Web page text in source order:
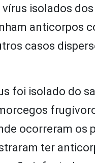
isolados
anticorpos
casos
foi isolado do
ocorreram os
ter